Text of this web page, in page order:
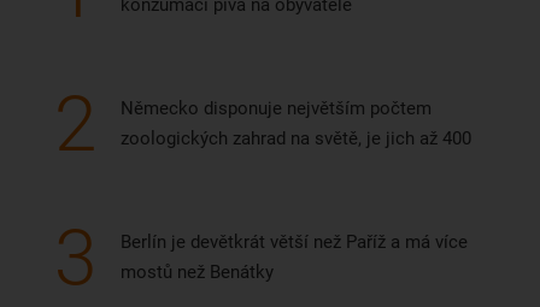
konzumaci piva na obyvatele
2
Německo disponuje největším počtem
zoologických zahrad na světě, je jich až 400
3
Berlín je devětkrát větší než Paříž a má více
mostů než Benátky